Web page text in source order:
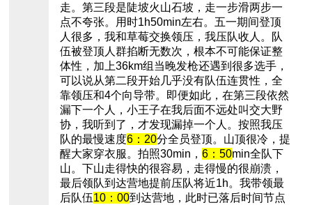
走。第三段是陡坡火山石坡，走一步滑两步一
点不夸张。用时1h50min左右。五一期间登顶
人很多，我和草莓交换领压，我压队收人。队
伍被登顶人群掐断无数次，根本不可能保证整
体性，加上36km组当晚发枪还遇到很多选手，
可以说从第二段开始几乎没有队伍连贯性，全
靠领压和4个向导带。即便如此，在第三段依然
漏下一个人，小王子在我后面不远处叫交大野
协，我听到了，才发现漏掉一个人。按照我压
队的最慢速度6：20分全员登顶。山顶很冷，提
醒大家穿衣服。拍照30min， 6：50min全队下
山。下山走得快的很容易，走得慢的很崩溃，
最后领队到达营地提前压队将近1h。我带领最
后队伍10：00到达营地，此时已落后时间节点